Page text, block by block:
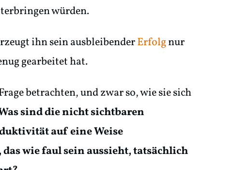
würden.
ihn sein ausbleibenderErfolgnur
gearbeitet hat.
betrachten, und zwar so, wie sie sich
sind die nicht sichtbaren
auf eine Weise
wie faul sein aussieht, tatsächlich